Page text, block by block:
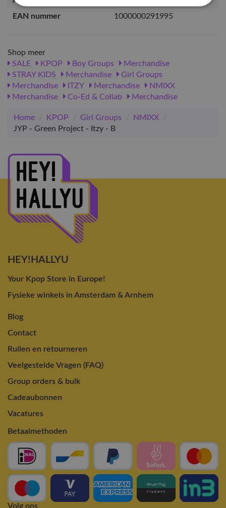
EAN nummer
1000000291995
Shop meer
SALE
KPOP Boy Groups
Merchandise
STRAY KIDS
Merchandise
Girl Groups
Merchandise
ITZY Merchandise
NMIXX
Merchandise
Co-Ed & Collab Merchandise
Home / KPOP / Girl Groups / NMIXX
/
JYP - Green Project - Itzy - B
HEY!HALLYU
Your Kpop Store in Europe!
Fysieke winkels in Amsterdam & Arnhem
Blog
Contact
Ruilen en retourneren
Veelgestelde Vragen (FAQ)
Group orders & bulk
Cadeaubonnen
Vacatures
Betaalmethoden
Volg ons